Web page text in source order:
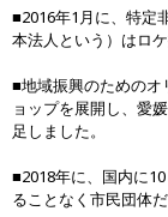
■2016年1月に、特定
本法人という）はロ
■地域振興のためのオ
ョップを展開し、愛
足しました。
■2018年に、国内に
ることなく市民団体